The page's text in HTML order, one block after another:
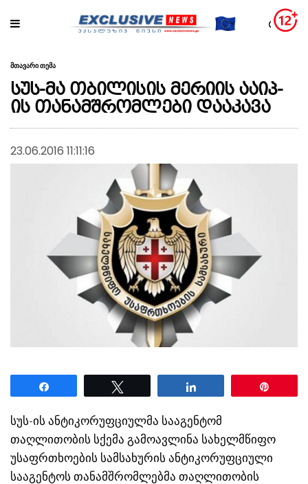
მთავარი თემა
სუს-მა თბილისის მერიის ააიპ-
ის თანამშრომლები დააკავა
23.06.2016 11:11:16
სუს-ის ანტიკორუფციულმა სააგენტომ
თაღლითობის სქემა გამოავლინა სახელმწიფო
უსაფრთხოების სამსახურის ანტიკორუფციული
სააგენტოს თანამშრომლებმა თაღლითობის